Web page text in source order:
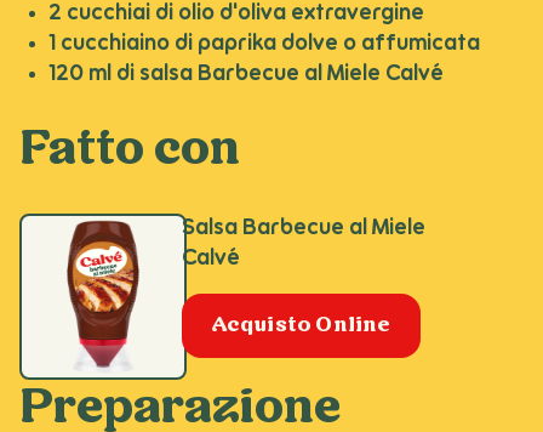
2 cucchiai di olio d'oliva extravergine
1 cucchiaino di paprika dolve o affumicata
120 ml di salsa Barbecue al Miele Calvé
Fatto con
Salsa Barbecue al Miele
Calvé
Acquisto Online
Preparazione